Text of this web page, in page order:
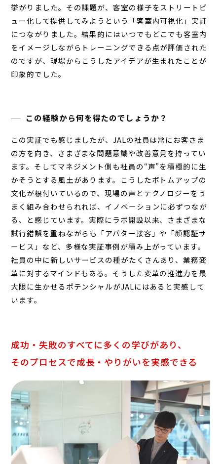
挙がりました。その課題が、客室の様子をストリートビ
ュー化して提供してみようという「客室内可視化」実証
につながりました。結果的にはいつでもどこでも客室内
をイメージしながらトレーニングできる点が評価された
のですが、現場からこうしたアイデアが生まれたことが
印象的でした。
この経験から何を得たのでしょうか？
この実証でも感じましたが、JALの社員は常にお客さま
の方を向き、さまざまな問題意識や改善意見を持ってい
ます。そしてマネジメント側も社員の“声”を積極的に生
かそうとする風土があります。こうしたボトムアップの
文化が根付いているので、現場の声とテクノロジーをう
まく組み合わせられれば、イノベーションに必ずつなが
る、と感じています。実際にラボ開設以来、さまざまな
試行錯誤を重ねながらも「アバター接客」や「顔認証サ
ービス」など、多様な実証事例が積み上がっています。
社員の中に新しいサービスの種がたくさんあり、業務変
革に対するマインドもある。そうした変革の推進力を最
大限に生かせるポテンシャルがJALにはあると実感して
います。
成功・失敗のすべてに多くの学びがあり、
そのプロセスで成長・やりがいを実感できる